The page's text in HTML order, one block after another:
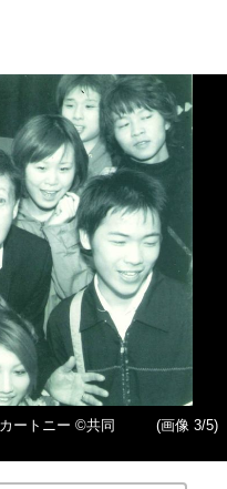
ートニー ©︎共同
(画像 3/5)